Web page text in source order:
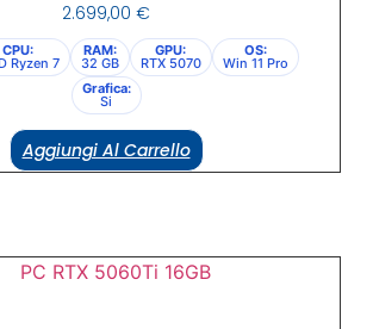
2.699,00 €
CPU:
Ryzen 7
RAM:
32 GB
GPU:
RTX 5070
OS:
Win 11 Pro
Grafica:
Si
Aggiungi Al Carrello